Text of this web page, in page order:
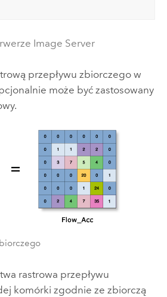
Image Server
przepływu zbiorczego w
może być zastosowany
rastrowa przepływu
komórki zgodnie ze zbiorczą